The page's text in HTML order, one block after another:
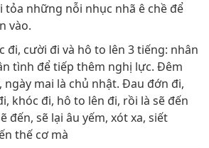
tỏa những nỗi nhục nhã ê chề để
vào.
đi, cười đi và hô to lên 3 tiếng: nhân
tình để tiếp thêm nghị lực. Đêm
ngày mai là chủ nhật. Đau đớn đi,
khóc đi, hô to lên đi, rồi là sẽ đến
đến, sẽ lại âu yếm, xót xa, siết
thế cơ mà